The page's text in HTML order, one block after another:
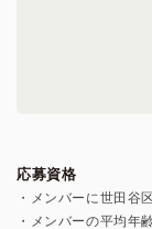
応募資格
・メンバーに世田谷
・メンバーの平均年